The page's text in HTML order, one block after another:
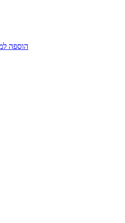
הוספה